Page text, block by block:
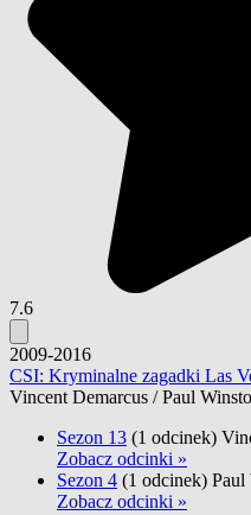
7.6
2009-2016
CSI: Kryminalne zagadki Las
Vincent Demarcus / Paul
Sezon 13 (1 odcinek)
Zobacz odcinki »
Sezon 4 (1 odcinek) Paul
Zobacz odcinki »